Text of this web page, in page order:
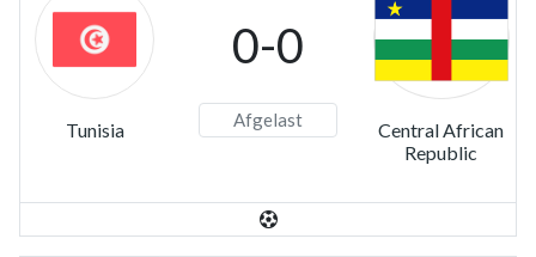
Tunisia
0-0
Afgelast
Central African
Republic